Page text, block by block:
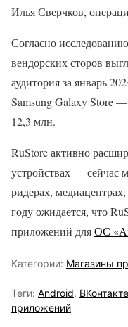
Илья Сверчков,
Согласно
вендорских сторов
аудитория за январь
Samsung Galaxy Store
12,3 млн.
RuStore активно
устройствах — сейчас
ридерах,
году ожидается, что
приложений дляОС
Категории: Магазины
Теги: Android, ВКонтакте
приложений